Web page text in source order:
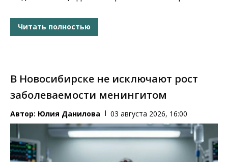
Читать полностью
В Новосибирске не исключают рост
заболеваемости менингитом
Автор: Юлия Данилова 03 августа 2026, 16:00